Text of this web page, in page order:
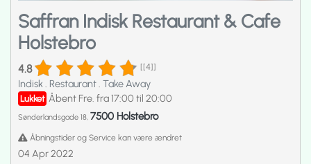
Saffran Indisk Restaurant & Cafe
Holstebro
4.8 [[4]]
Indisk. Restaurant. Take Away
Lukket Åbent Fre. fra 17:00 til 20:00
Sønderlandsgade 18, 7500 Holstebro
Åbningstider og Service kan være ændret
04 Apr 2022